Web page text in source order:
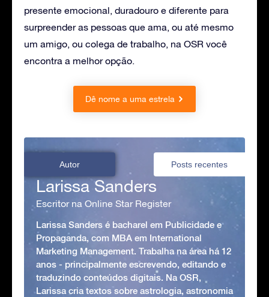
presente emocional, duradouro e diferente para
surpreender as pessoas que ama, ou até mesmo
um amigo, ou colega de trabalho, na OSR você
encontra a melhor opção.
Dê nome a uma estrela
Autor Posts recentes
Larissa Sanders
Escritor na Online Star Register
Larissa Sanders é bacharel em Publicidade e
Propaganda, com MBA em International
Marketing Management. Trabalha na área há 12
anos - principalmente escrevendo, editando e
traduzindo conteúdos digitais. Na OSR,
Larissa cria textos sobre astrologia, astronomia